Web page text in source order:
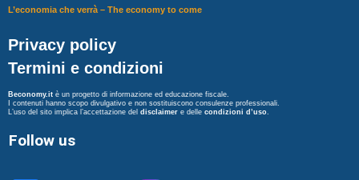
L’economia che verrà – The economy to come
Privacy policy
Termini e condizioni
Beconomy.it è un progetto di informazione ed educazione fiscale.
I contenuti hanno scopo divulgativo e non sostituiscono consulenze professionali.
L’uso del sito implica l’accettazione del disclaimer e delle condizioni d’uso
Follow us